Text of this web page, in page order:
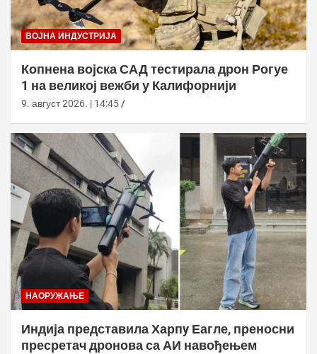
ВОЈНА ИНДУСТРИЈА
Копнена војска САД тестирала дрон Рогуе
1 на великој вежби у Калифорнији
9. август 2026. | 14:45
НАОРУЖАЊЕ
Индија представила Харпy Еагле, преносни
пресретач дронова са АИ навођењем